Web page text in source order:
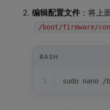
编辑配置文件 ：将上
/boot/firmware/
BASH
1 sudo nano